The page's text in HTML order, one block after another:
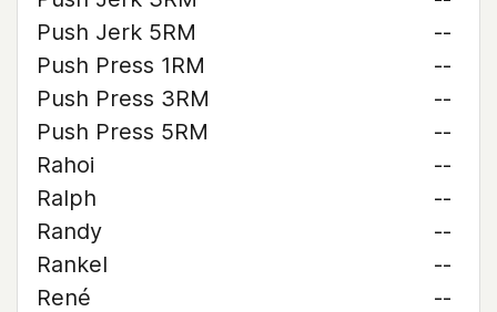
Push Jerk 5RM
--
Push Press 1RM
--
Push Press 3RM
--
Push Press 5RM
--
Rahoi
--
Ralph
--
Randy
--
Rankel
--
René
--